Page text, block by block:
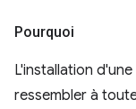
Pourquoi
L'installation
ressembler à